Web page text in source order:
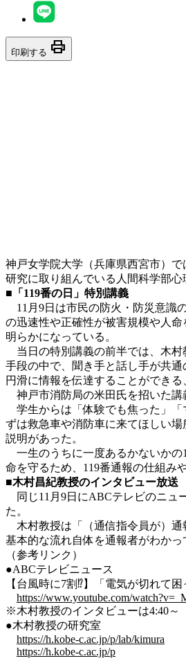
印刷する print
神戸女学院大学（兵庫県西宮市）
研究に取り組んでいる人間科学部
■ 「 119番の日」特別講義
11月9日は市民の防火・防災意識
の迅速性や正確性が被害規模や人
明らかになっている。
当日の特別講義の前半では、木村
手段の中で、聞き手と話し手が共
円滑に情報を伝達することができる
神戸市消防局の米田氏を招いた講
学生からは「体験でも焦った」「
ずは救急車や消防車に来てほしい
説明があった。
一生のうちに一度あるかないかの
命を守るため、119番通報の仕組み
■木村昌紀教授のインタビュー放送
同じ11月9日にABCテレビのニュ
た。
木村教授は「（通信指令員が）通
基本的な流れ自体を通報者がわか
（参考リンク）
●ABCテレビニュース
【台風時に7割⁉︎】「電気が切れて
https://www.youtube.com/
※木村教授のインタビューは4:40～
●木村教授の研究室
https://h.kobe-c.ac.jp/p/lab/kimura
https://h.kobe-c.ac.jp/p